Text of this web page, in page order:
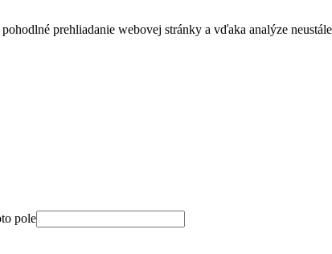
prehliadanie webovej stránky a vďaka analýze
pole